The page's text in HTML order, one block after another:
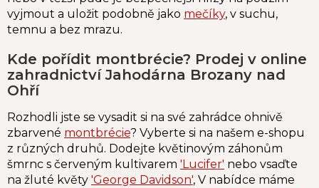
vyjmout a uložit podobně jako mečíky, v suchu,
temnu a bez mrazu.
Kde pořídit montbrécie? Prodej v online
zahradnictví Jahodárna Brozany nad
Ohří
Rozhodli jste se vysadit si na své zahrádce ohnivě
zbarvené montbrécie? Vyberte si na našem e-shopu
z různých druhů. Dodejte květinovým záhonům
šmrnc s červeným kultivarem 'Lucifer' nebo vsaďte
na žluté květy 'George Davidson', V nabídce máme